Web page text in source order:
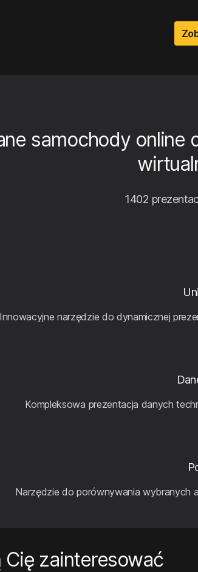
samochody
1402
Innowacyjne narzędzie do dynamicznej
Kompleksowa prezentacja danych
Narzędzie do porównywania wybranych
zainteresować